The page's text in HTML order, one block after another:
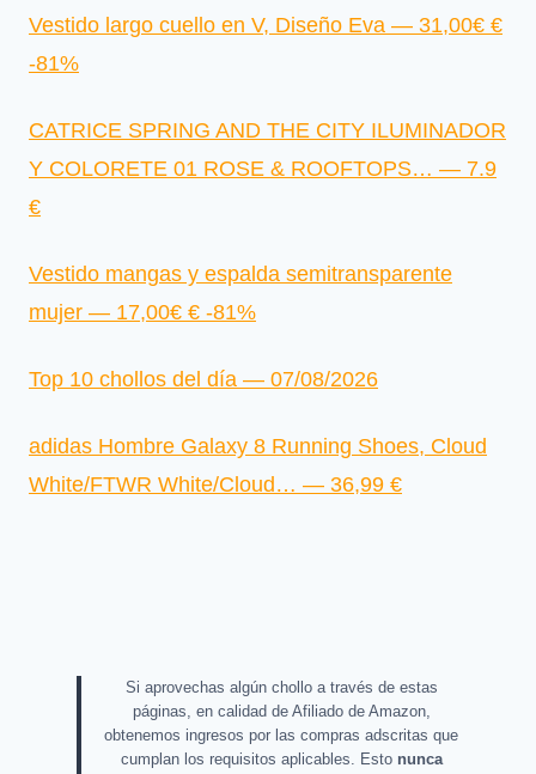
Vestido largo cuello en V, Diseño Eva — 31,00€ €
-81%
CATRICE SPRING AND THE CITY ILUMINADOR
Y COLORETE 01 ROSE & ROOFTOPS… — 7.9
€
Vestido mangas y espalda semitransparente
mujer — 17,00€ € -81%
Top 10 chollos del día — 07/08/2026
adidas Hombre Galaxy 8 Running Shoes, Cloud
White/FTWR White/Cloud… — 36,99 €
Si aprovechas algún chollo a través de estas
páginas, en calidad de Afiliado de Amazon,
obtenemos ingresos por las compras adscritas que
cumplan los requisitos aplicables. Esto nunca